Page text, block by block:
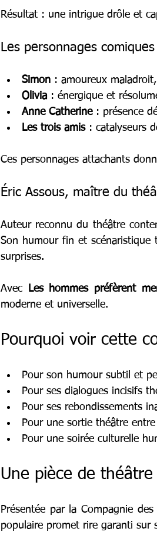
Résultat : une intrigue drôle et
Les personnages
Simon : amoureux
Olivia : énergique et
Anne Catherine : présence
Les trois amis : catalyseurs
Ces personnages attachants
Éric Assous, maître du
Auteur reconnu du théâtre
Son humour fin et scénaristique
surprises.
Avec Les hommes préfèrent
moderne et universelle.
Pourquoi voir cette
Pour son humour subtil et
Pour ses dialogues incisifs
Pour ses rebondissements
Pour une sortie théâtre
Pour une soirée culturelle
Une pièce de
Présentée par la Compagnie
populaire promet rire garanti sur